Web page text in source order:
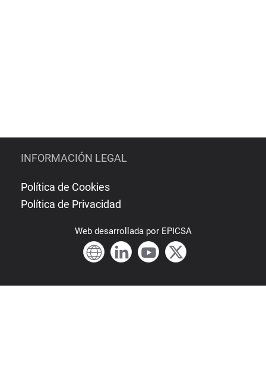
INFORMACIÓN LEGAL
Política de Cookies
Política de Privacidad
Webdesarrollada por EPICSA